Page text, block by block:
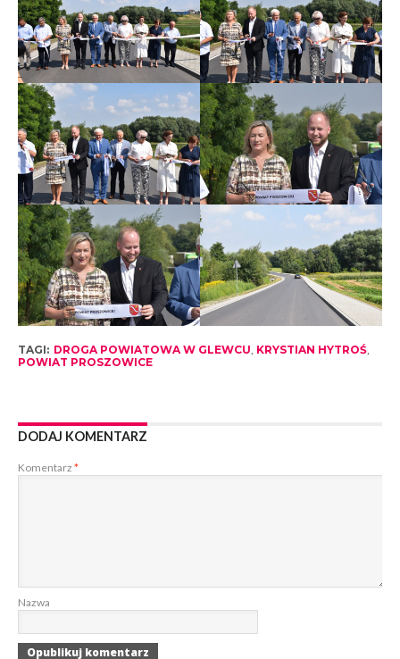
TAGI: DROGA POWIATOWA W GLEWCU, KRYSTIAN HYTROŚ,
POWIAT PROSZOWICE
DODAJ KOMENTARZ
Komentarz *
Nazwa